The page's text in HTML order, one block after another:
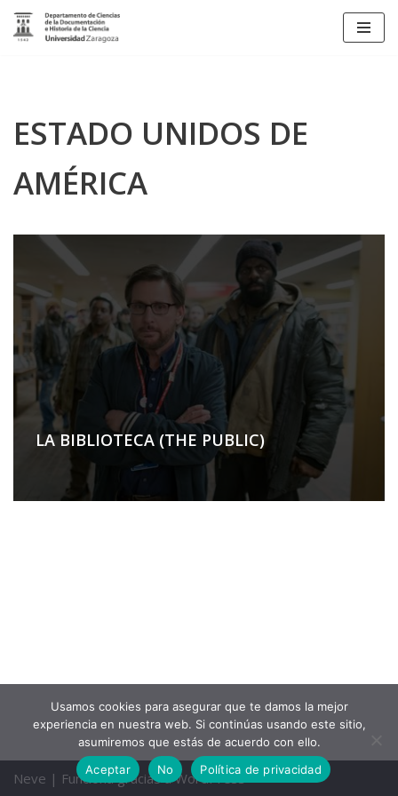
ESTADO UNIDOS DE
AMÉRICA
LA BIBLIOTECA (THE PUBLIC)
Neve | Funciona gracias aWordPress
Usamos cookies para asegurar que te damos la mejor
experiencia en nuestra web. Si continúas usando este sitio,
asumiremos que estás de acuerdo con ello.
Aceptar
No Política de privacidad